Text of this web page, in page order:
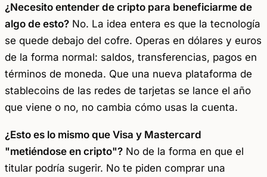
¿Necesito entender de cripto para beneficiarme de
algo de esto? No. La idea entera es que la tecnología
se quede debajo del cofre. Operas en dólares y euros
de la forma normal: saldos, transferencias, pagos en
términos de moneda. Que una nueva plataforma de
stablecoins de las redes de tarjetas se lance el año
que viene o no, no cambia cómo usas la cuenta.
¿Esto es lo mismo que Visa y Mastercard
"metiéndose en cripto"? No de la forma en que el
titular podría sugerir. No te piden comprar una